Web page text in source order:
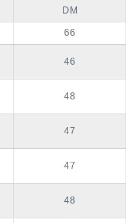
DM
66
46
48
47
47
48